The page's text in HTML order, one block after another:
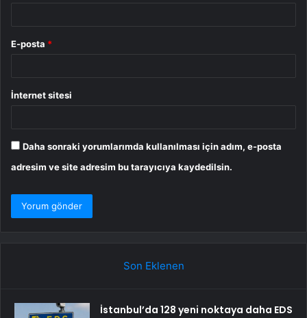
E-posta *
İnternet sitesi
Daha sonraki yorumlarımda kullanılması için adım, e-posta
adresim ve site adresim bu tarayıcıya kaydedilsin.
Son Eklenen
İstanbul’da 128 yeni noktaya daha EDS